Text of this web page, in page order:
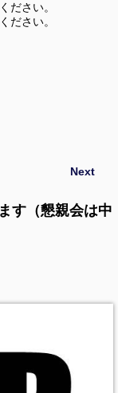
Next
す（懇親会は中